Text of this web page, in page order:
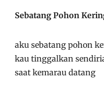
Sebatang Pohon
aku sebatang pohon
kau tinggalkan
saat kemarau datang